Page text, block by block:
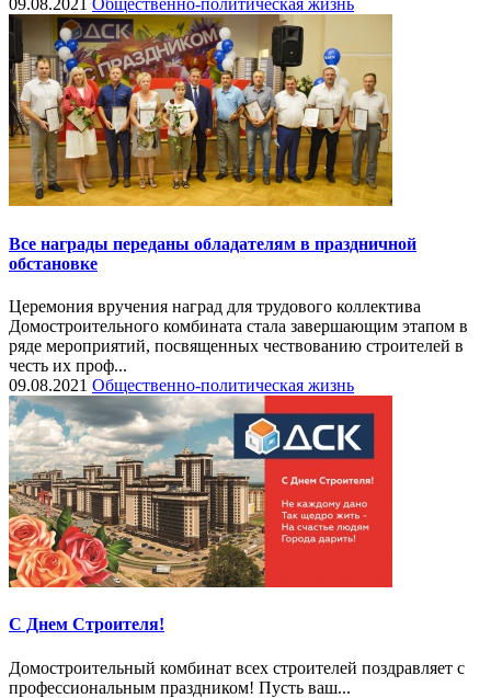
09.08.2021 Общественно-политическая жизнь
Все награды переданы обладателям в праздничной
обстановке
Церемония вручения наград для трудового коллектива
Домостроительного комбината стала завершающим этапом в
ряде мероприятий, посвященных чествованию строителей в
честь их проф...
09.08.2021 Общественно-политическая жизнь
С Днем Строителя!
Домостроительный комбинат всех строителей поздравляет с
профессиональным праздником! Пусть ваш...